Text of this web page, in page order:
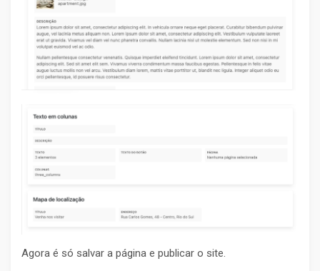
Agora é só salvar a página e publicar o site.